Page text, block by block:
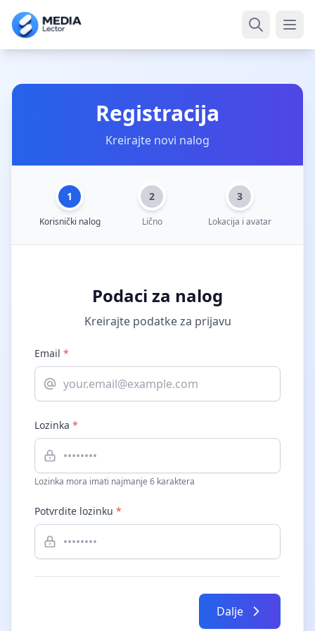
Registracija
Kreirajte novi nalog
1
Korisnički nalog
2
Lično
3
Lokacija i avatar
Podaci za nalog
Kreirajte podatke za prijavu
Email *
Lozinka *
Lozinka mora imati najmanje 6 karaktera
Potvrdite lozinku *
Dalje